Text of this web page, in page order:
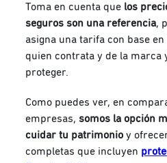
Toma en cuenta que los
seguros son una referencia,
asigna una tarifa con base
quien contrata y de la marca
proteger.
Como puedes ver, en
empresas, somos la opción
cuidar tu patrimonio y
completas que incluyen